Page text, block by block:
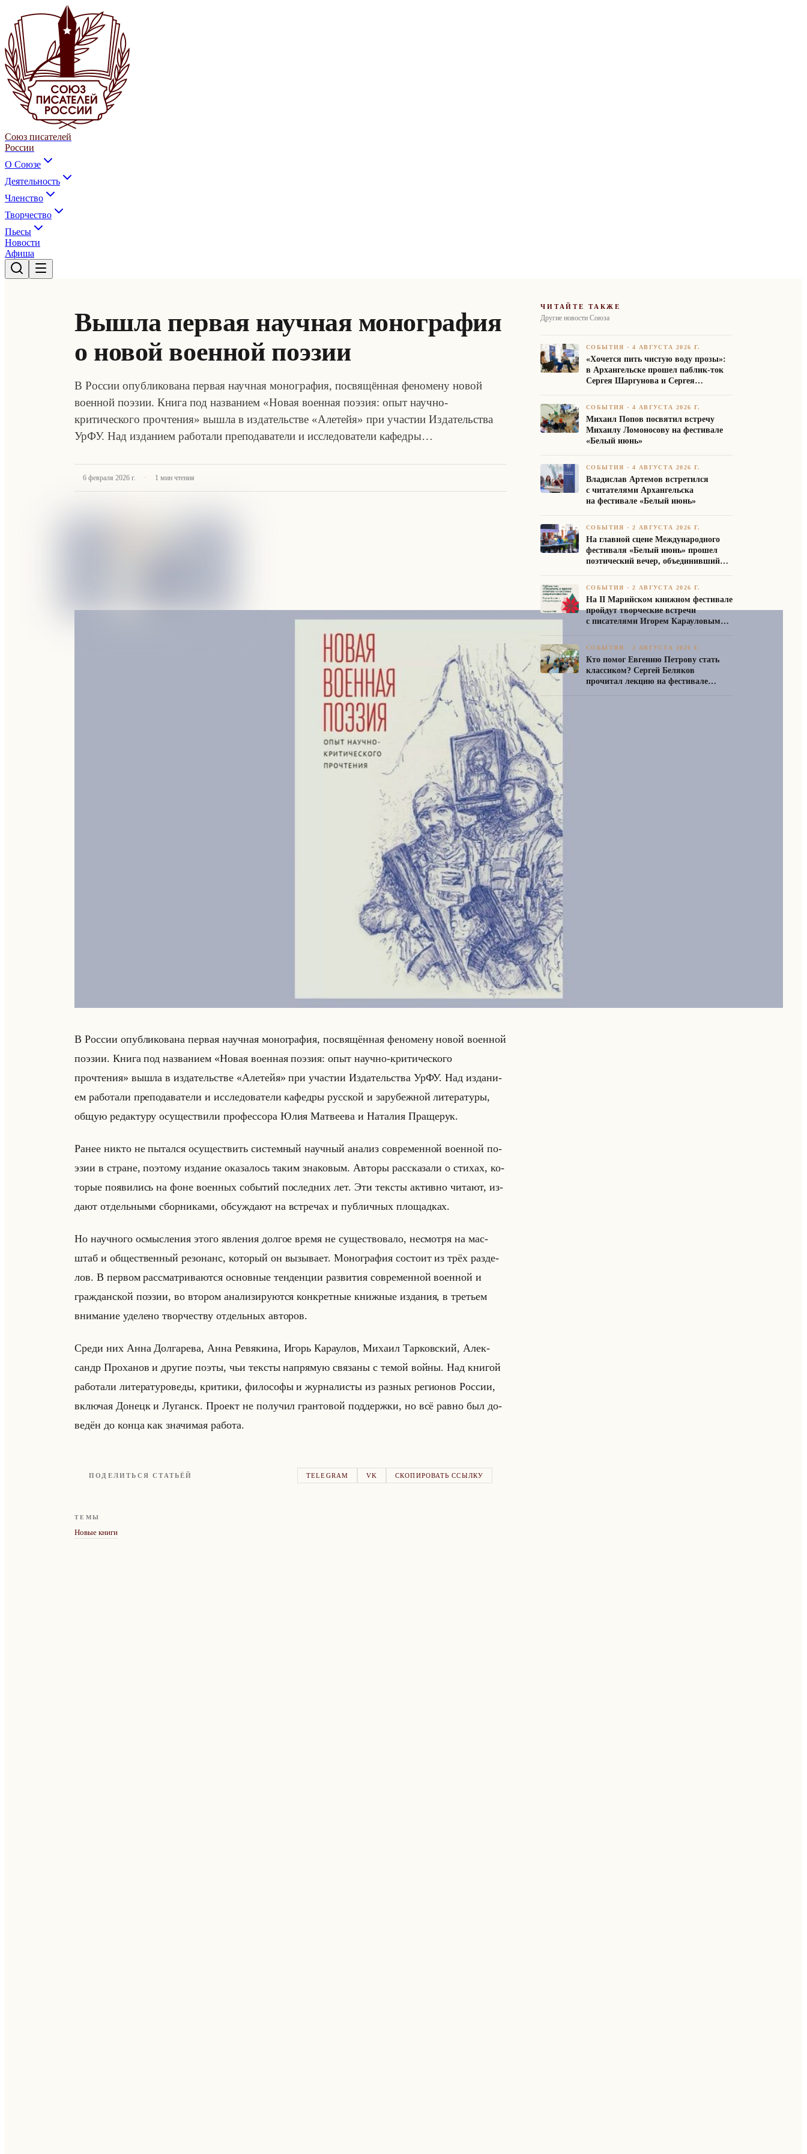
Союз писателей
России
О Союзе
Деятельность
Членство
Творчество
Пьесы
Новости
Афиша
Вышла первая научная монография
о новой военной поэзии
В России опубликована первая научная монография, посвящённая феномену новой
военной поэзии. Книга под названием «Новая военная поэзия: опыт научно-
критического прочтения» вышла в издательстве «Алетейя» при участии Издательства
УрФУ. Над изданием работали преподаватели и исследователи кафедры…
6 февраля 2026 г. · 1 мин чтения
В Рос­сии опуб­ли­ко­ва­на пер­вая на­уч­ная мо­но­гра­фия, по­свя­щён­ная фе­но­ме­ну новой во­ен­ной
по­эзии. Книга под на­зва­ни­ем «Новая военная поэзия: опыт научно-критического
прочтения» вышла в из­да­тельстве «Алетейя» при уча­стии Из­да­тельства УрФУ. Над из­да­ни­
ем ра­бо­та­ли пре­по­да­ва­те­ли и ис­сле­до­ва­те­ли ка­фед­ры рус­ской и за­ру­беж­ной ли­те­ра­ту­ры,
общую ре­дак­ту­ру осу­ще­стви­ли про­фес­со­ра Юлия Мат­ве­ева и На­та­лия Пра­ще­рук.
Ранее никто не пы­тал­ся осу­ще­ствить си­стем­ный на­уч­ный ана­лиз со­вре­мен­ной во­ен­ной по­
эзии в стране, по­это­му из­да­ние ока­за­лось таким зна­ко­вым. Ав­то­ры рас­ска­за­ли о сти­хах, ко­
то­рые по­яви­лись на фоне во­ен­ных со­бы­тий по­след­них лет. Эти тек­сты ак­тив­но чи­та­ют, из­
да­ют от­дельны­ми сбор­ни­ка­ми, об­суж­да­ют на встре­чах и пуб­лич­ных пло­щад­ках.
Но на­уч­но­го осмыс­ле­ния этого яв­ле­ния дол­гое время не су­ще­ство­ва­ло, несмот­ря на мас­
штаб и об­ще­ствен­ный ре­зо­нанс, ко­то­рый он вы­зы­ва­ет. Мо­но­гра­фия со­сто­ит из трёх раз­де­
лов. В пер­вом рас­смат­ри­ва­ют­ся ос­нов­ные тен­ден­ции раз­ви­тия со­вре­мен­ной во­ен­ной и
граж­дан­ской по­эзии, во вто­ром ана­ли­зи­ру­ют­ся кон­крет­ные книж­ные из­да­ния, в тре­тьем
вни­ма­ние уде­ле­но твор­че­ству от­дельных ав­то­ров.
Среди них Анна Дол­га­ре­ва, Анна Ре­вя­ки­на, Игорь Ка­ра­улов, Ми­ха­ил Тар­ков­ский, Алек­
сандр Про­ха­нов и дру­гие поэты, чьи тек­сты на­пря­мую свя­за­ны с темой войны. Над кни­гой
ра­бо­та­ли ли­те­ра­ту­ро­ве­ды, кри­ти­ки, фи­ло­со­фы и жур­на­ли­сты из раз­ных ре­ги­онов Рос­сии,
вклю­чая До­нецк и Лу­ганск. Про­ект не по­лу­чил гран­то­вой под­держ­ки, но всё равно был до­
ве­дён до конца как зна­чи­мая ра­бо­та.
ПОДЕЛИТЬСЯ СТАТЬЁЙ TELEGRAM VK СКОПИРОВАТЬ ССЫЛКУ
ТЕМЫ
Новые книги
ЧИТАЙТЕ ТАКЖЕ
Другие новости Союза
СОБЫТИЯ ·4 АВГУСТА 2026 Г.
«Хочется пить чистую воду прозы»:
в Архангельске прошел паблик-ток
Сергея Шаргунова и Сергея
СОБЫТИЯ ·4 АВГУСТА 2026 Г.
Михаил Попов посвятил встречу
Михаилу Ломоносову на фестивале
«Белый июнь»
СОБЫТИЯ ·4 АВГУСТА 2026 Г.
Владислав Артемов встретился
с читателями Архангельска
на фестивале «Белый июнь»
СОБЫТИЯ ·2 АВГУСТА 2026 Г.
На главной сцене Международного
фестиваля «Белый июнь» прошел
поэтический вечер, объединивший
СОБЫТИЯ ·2 АВГУСТА 2026 Г.
На II Марийском книжном фестивале
пройдут творческие встречи
с писателями Игорем Карауловым
СОБЫТИЯ ·2 АВГУСТА 2026 Г.
Кто помог Евгению Петрову стать
классиком? Сергей Беляков
прочитал лекцию на фестивале